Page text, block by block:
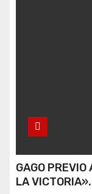
GAGO
LA VICTORIA».